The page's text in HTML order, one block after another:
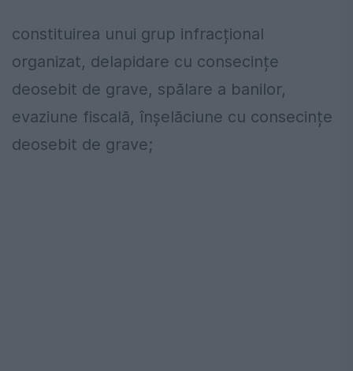
constituirea unui grup infracțional
organizat, delapidare cu consecințe
deosebit de grave, spălare a banilor,
evaziune fiscală, înșelăciune cu consecințe
deosebit de grave;